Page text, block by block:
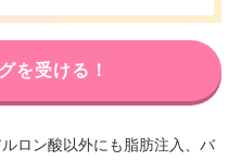
を受ける！
ロン酸以外にも脂肪注入、バ